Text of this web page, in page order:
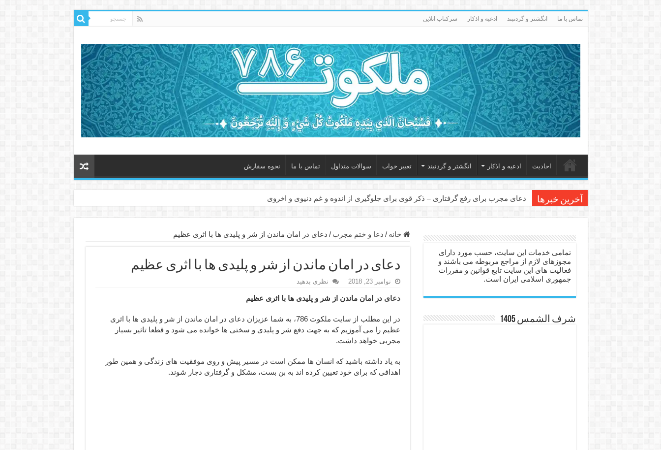
تماس با ما انگشتر و گردنبند ادعيه و اذكار سرکتاب انلاین
احاديث ادعيه و اذكار انگشتر و گردنبند تعبیر خواب سوالات متداول تماس با ما نحوه سفارش
آخرین خبرها دعای مجرب برای رفع گرفتاری – ذکر قوی برای جلوگیری از اندوه و غم دنیوی و اخروی
دعای حفظ جان عزیزان از بلا در سفر – دعا برای رفع حوادث بد روزانه
انواع ذکرهای الهی و خواص آن – مجرب ترین ذکرها برای برآوردن حاجات
دعای روزی و رفع فقر – دعای مجرب برای گشایش مالی و برکت در کار
دعای قوی برای حاجات دنیا و آخرت – حاجت روایی و رفع مشکلات
ختم سوره تکاثر برای جذب ثروت – خواص و برکات سوره تکاثر
دعا قدرت و توانمندی – دعا برای افزایش انرژی بدن و قدرت بازو
دعای ابودردا برای در امان ماندن از بلا – دعای ایمنی از سوختن
خانه / دعا و ختم مجرب / دعای در امان ماندن از شر و پلیدی ها با اثری عظیم
دعای در امان ماندن از شر و پلیدی ها با اثری عظیم
نوامبر 23, 2018 نظری بدهید
دعای در امان ماندن از شر و پلیدی ها با اثری عظیم
در این مطلب از سایت ملکوت 786، به شما عزیزان دعای در امان ماندن از شر و پلیدی ها با اثری
عظیم را می آموزیم که به جهت دفع شر و پلیدی و سختی ها خوانده می شود و قطعا تاثیر بسیار
مجربی خواهد داشت.
به یاد داشته باشید که انسان ها ممکن است در مسیر پیش و روی موفقیت های زندگی و همین طور
اهدافی که برای خود تعیین کرده اند به بن بست، مشکل و گرفتاری دچار شوند.
تمامی خدمات این سایت، حسب مورد دارای
مجوزهای لازم از مراجع مربوطه می باشند و
فعالیت های این سایت تابع قوانین و مقررات
جمهوری اسلامی ایران است.
شرف الشمس 1405